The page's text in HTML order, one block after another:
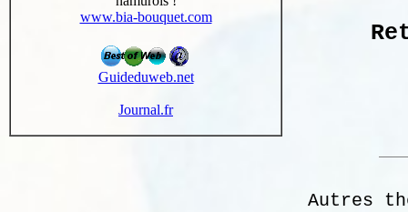
www.bia-bouquet.com
Guideduweb.net
Journal.fr
Autres